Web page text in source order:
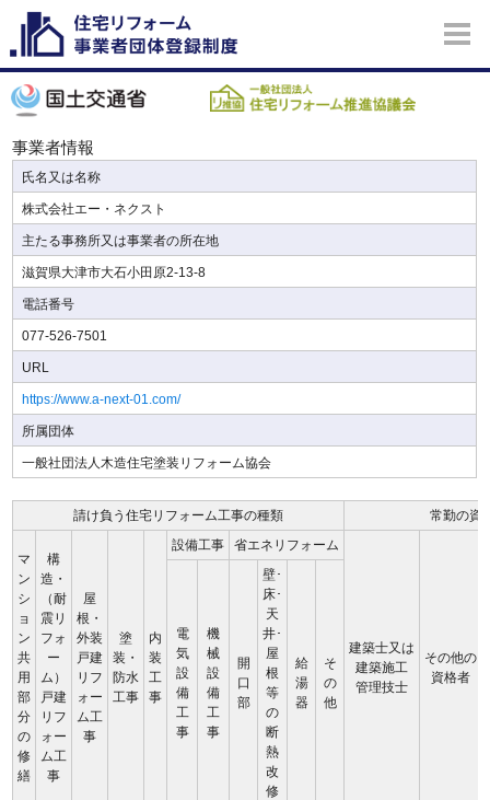
事業者情報
氏名又は名称
株式会社エー・ネクスト
主たる事務所又は事業者の所在地
滋賀県大津市大石小田原2-13-8
電話番号
077-526-7501
URL
https://www.a-next-01.com/
所属団体
一般社団法人木造住宅塗装リフォーム協会
請け負う住宅リフォーム工事の種類 常勤の資
マ
ン
シ
ョ
ン
共
用
部
分
の
修
繕
構
造・
（耐
震リ
フォ
ー
ム）
戸建
リフ
ォー
ム工
事
屋
根・
外装
戸建
リフ
ォー
ム工
事
塗
装・
防水
工事
内
装
工
事
設備工事 省エネリフォーム
建築士又は
建築施工
管理技士
その他の
資格者
電
気
設
備
工
事
機
械
設
備
工
事
開
口
部
壁･
床･
天
井･
屋
根
等
の
断
熱
改
修
給
湯
器
そ
の
他